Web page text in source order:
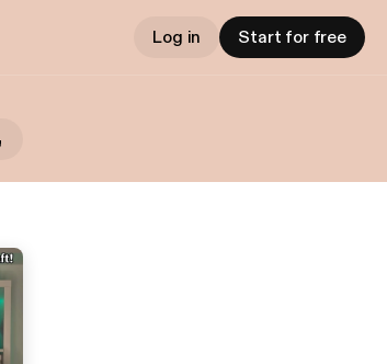
Log in Start for free